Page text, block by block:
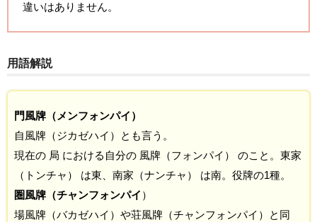
違いはありません。
用語解説
門風牌（メンフォンパイ）
自風牌（ジカゼハイ）とも言う。
現在の 局 における自分の 風牌（フォンパイ） のこと。東家
（トンチャ） は東、南家（ナンチャ） は南。役牌の1種。
圏風牌（チャンフォンパイ ）
場風牌（バカゼハイ）や荘風牌（チャンフォンパイ）と同